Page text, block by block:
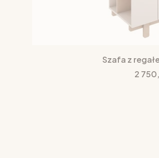
Szafa z
Cena
2